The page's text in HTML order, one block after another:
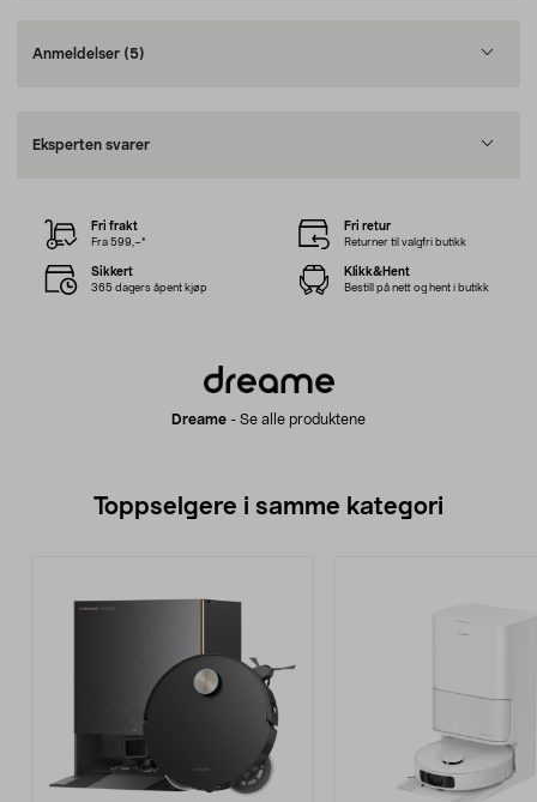
Anmeldelser (5)
Eksperten svarer
Dreame - Se alle produktene
Fri frakt
Fra 599,–*
Fri retur
Returner til valgfri butikk
Sikkert
365 dagers åpent kjøp
Klikk&Hent
Bestill på nett og hent i butikk
Toppselgere i samme kategori